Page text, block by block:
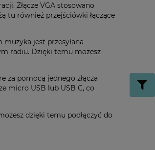
Złącze VGA stosowano
tu również przejściówki łączące
jest przesyłana
radiu. Dzięki temu możesz
za pomocą jednego złącza
micro USB lub USB C, co
dzięki temu podłączyć do